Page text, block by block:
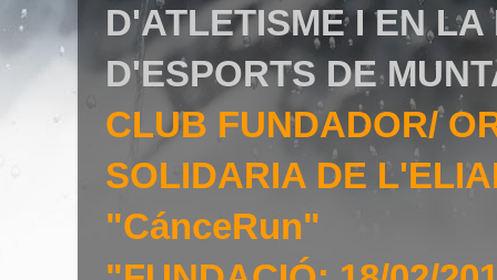
D'ATLETISME I EN
D'ESPORTS DE
CLUB FUNDADOR/
SOLIDARIA DE
"CánceRun"